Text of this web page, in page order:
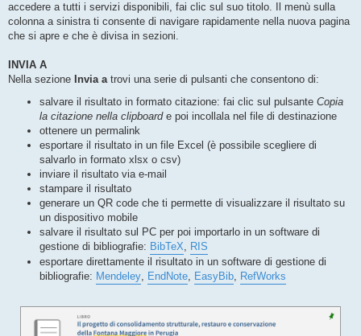
a
g
i
accedere a tutti i servizi disponibili, fai clic sul suo titolo. Il menù sulla
colonna a sinistra ti consente di navigare rapidamente nella nuova pagina
che si apre e che è divisa in sezioni.
INVIA A
Nella sezione Invia atrovi una serie di pulsanti che consentono di:
salvare il risultato in formato citazione: fai clic sul pulsante Copia
la citazione nella clipboarde poi incollala nel file di destinazione
ottenere un permalink
esportare il risultato in un file Excel (è possibile scegliere di
salvarlo in formato xlsx o csv)
inviare il risultato via e-mail
stampare il risultato
generare un QR code che ti permette di visualizzare il risultato su
un dispositivo mobile
salvare il risultato sul PC per poi importarlo in un software di
gestione di bibliografie: BibTeX, RIS
esportare direttamente il risultato in un software di gestione di
bibliografie: Mendeley, EndNote, EasyBib, RefWorks